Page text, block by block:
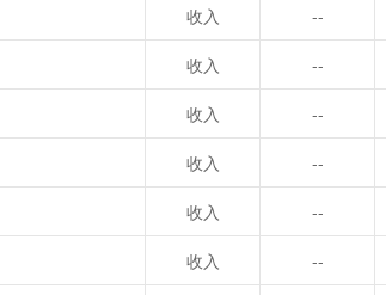
收入 --
收入 --
收入 --
收入 --
收入 --
收入 --